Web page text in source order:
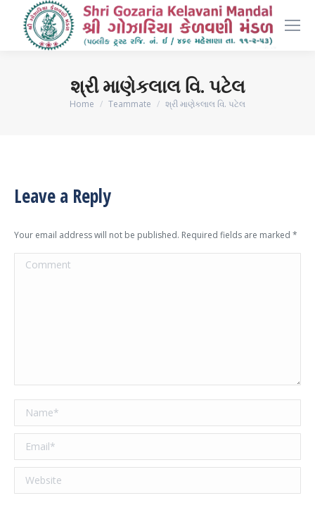
શ્રી માણેકલાલ વિ. પટેલ
You are here:
Home Teammate શ્રી માણેકલાલ વિ. પટેલ
Leave a Reply
Your email address will not be published. Required fields are marked *
Comment
Name *
Email *
Website